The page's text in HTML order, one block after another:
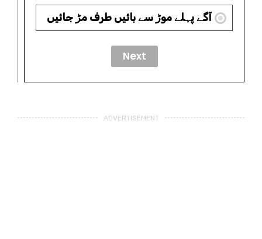
آگے پہلے موڑ سے بائیں طرف مڑ جائیں
ADVERTISEMENT